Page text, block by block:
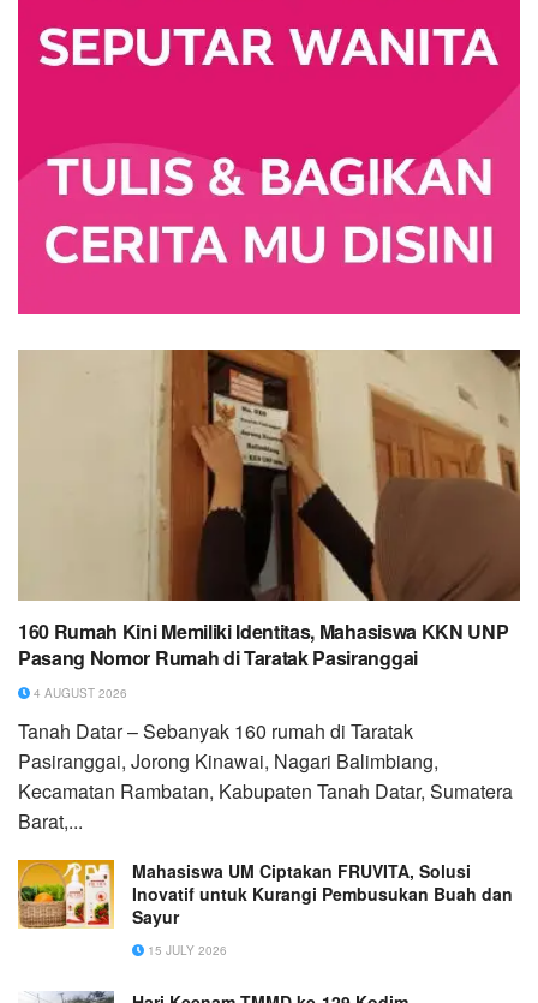
160 Rumah Kini Memiliki Identitas, Mahasiswa KKN UNP
Pasang Nomor Rumah di Taratak Pasiranggai
4 AUGUST 2026
Tanah Datar – Sebanyak 160 rumah di Taratak
Pasiranggai, Jorong Kinawai, Nagari Balimbiang,
Kecamatan Rambatan, Kabupaten Tanah Datar, Sumatera
Barat,...
Mahasiswa UM Ciptakan FRUVITA, Solusi
Inovatif untuk Kurangi Pembusukan Buah dan
Sayur
15 JULY 2026